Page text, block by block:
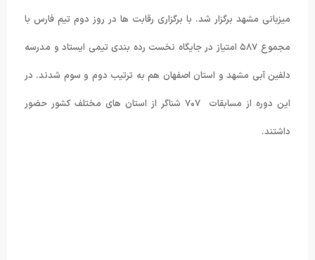
میزبانی مشهد برگزار شد. با برگزاری رقابت ها در روز دوم تیم فارس با
مجموع ۵۸۷ امتیاز در جایگاه نخست رده بندی تیمی ایستاد و مدرسه
دلفین آبی مشهد و استان اصفهان هم به ترتیب دوم و سوم شدند. در
این دوره از مسابقات ۷۰۷ شناگر از استان های مختلف کشور حضور
داشتند.